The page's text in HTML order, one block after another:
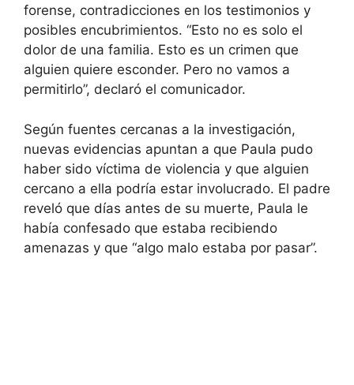
forense, contradicciones en los testimonios y
posibles encubrimientos. “Esto no es solo el
dolor de una familia. Esto es un crimen que
alguien quiere esconder. Pero no vamos a
permitirlo”, declaró el comunicador.
Según fuentes cercanas a la investigación,
nuevas evidencias apuntan a que Paula pudo
haber sido víctima de violencia y que alguien
cercano a ella podría estar involucrado. El padre
reveló que días antes de su muerte, Paula le
había confesado que estaba recibiendo
amenazas y que “algo malo estaba por pasar”.